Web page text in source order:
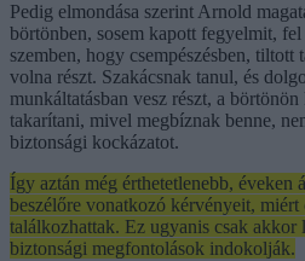
Pedig elmondása szerint Arnold
börtönben, sosem kapott fegyelmit,
szemben, hogy csempészésben, tiltott
volna részt. Szakácsnak tanul, és
munkáltatásban vesz részt, a
takarítani, mivel megbíznak benne,
biztonsági kockázatot.
Így aztán még érthetetlenebb, éveken
beszélőre vonatkozó kérvényeit,
találkozhattak. Ez ugyanis csak akkor
biztonsági megfontolások indokolják.